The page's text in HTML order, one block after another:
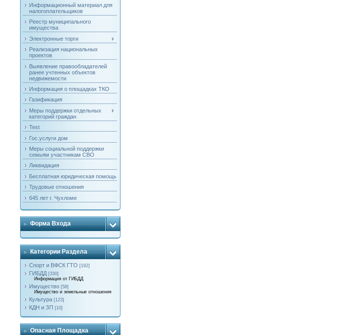
Информационный материал для
налогоплательщиков
Реестр муниципального
имущества
Электронные торги
Реализация национальных
проектов
Выявление правообладателей
ранее учтенных объектов
недвижемости
Информация о площадках ТКО
Газификация
Меры поддержки отдельных
категорий граждан
Test
Гос.услуги дом
Меры социальной поддержки
семьям участникам СВО
Ликвидация
Бесплатная юридическая помощь
Трудовые отношения
645 лет г. Чухломе
Форма Входа
Категории Раздела
Спорт и ВФСК ГТО [192]
ГИБДД [330]
Информация от ГИБДД
Имущество [58]
Имущество и земельные отношения
Культура [123]
КДН и ЗП [10]
Опасная Площадка